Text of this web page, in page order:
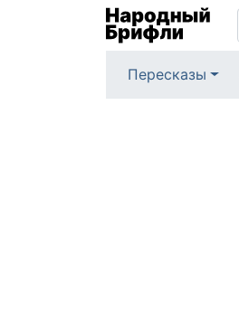
Пересказы